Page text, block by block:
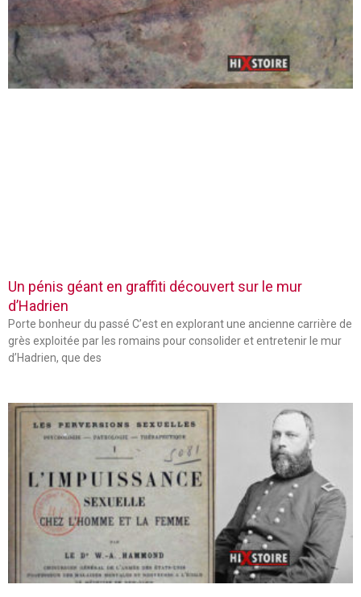
Un pénis géant en graffiti découvert sur le mur
d’Hadrien
Porte bonheur du passé C’est en explorant une ancienne carrière de
grès exploitée par les romains pour consolider et entretenir le mur
d’Hadrien, que des